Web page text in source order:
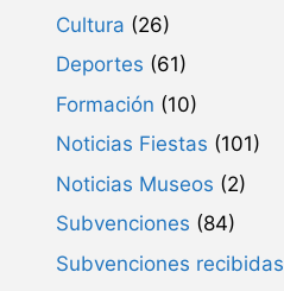
Cultura (26)
Deportes (61)
Formación (10)
Noticias Fiestas (101)
Noticias Museos (2)
Subvenciones (84)
Subvenciones recibidas